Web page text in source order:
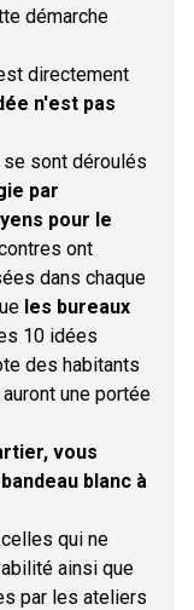
démarche
directement
n'est pas
se sont déroulés
par
pour le
ont
dans chaque
les bureaux
10 idées
des habitants
une portée
vous
blanc à
qui ne
ainsi que
par les ateliers